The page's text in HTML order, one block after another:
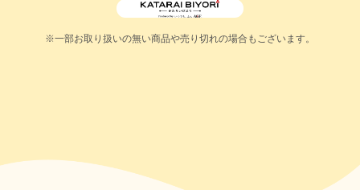
※一部お取り扱いの無い商品や売り切れの場合もございます。